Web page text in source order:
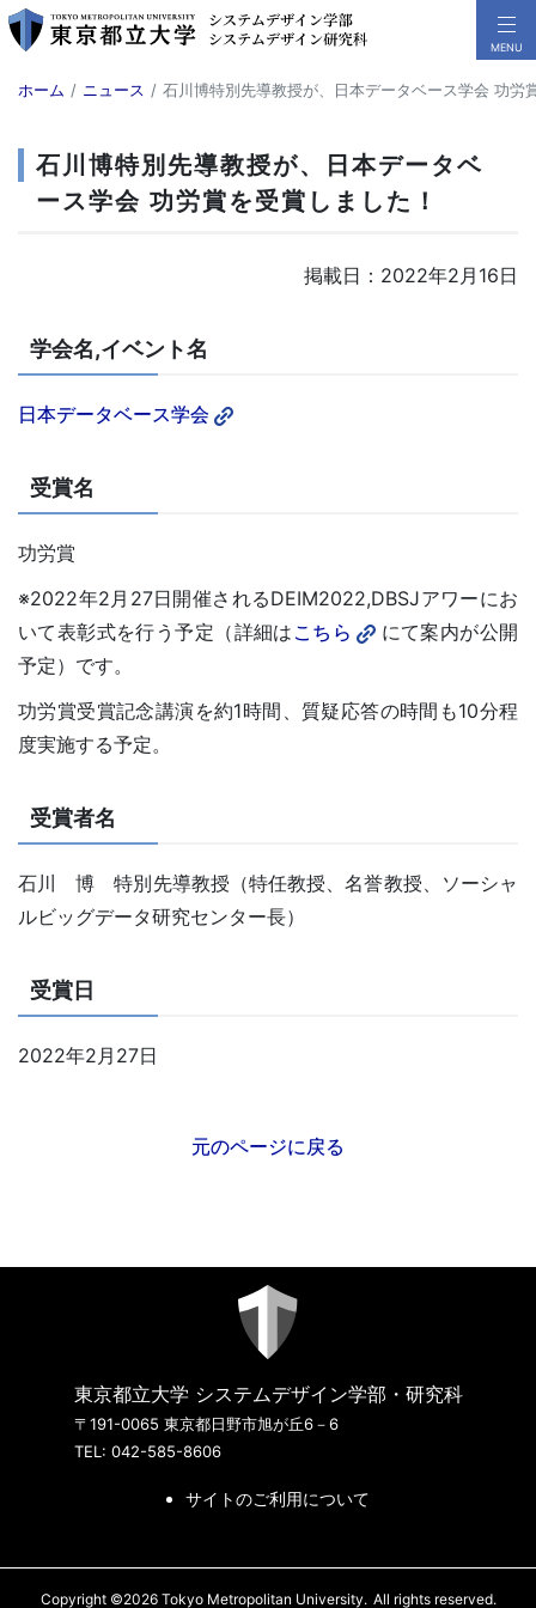
ホーム ニュース 石川博特別先導教授が、日本データベース学会 功労
石川博特別先導教授が、日本データベ
ース学会 功労賞を受賞しました！
掲載日：2022年2月16日
学会名,イベント名
日本データベース学会
受賞名
功労賞
※2022年2月27日開催されるDEIM2022,DBSJアワーにお
いて表彰式を行う予定（詳細は こちら
にて案内が公開
予定）です。
功労賞受賞記念講演を約1時間、質疑応答の時間も10分程
度実施する予定。
受賞者名
石川 博 特別先導教授（特任教授、名誉教授、ソーシャ
ルビッグデータ研究センター長）
受賞日
2022年2月27日
元のページに戻る
東京都立大学 システムデザイン学部・研究科
〒191-0065 東京都日野市旭が丘6－6
TEL: 042-585-8606
サイトのご利用について
Copyright ©2026 Tokyo Metropolitan University. All rights reserved.